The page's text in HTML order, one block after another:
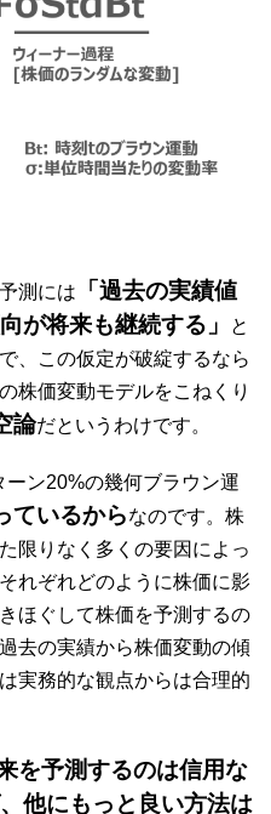
測には
「過去の実績値
が将来も継続する」
と
、この仮定が破綻するなら
株価変動モデルをこねくり
論だというわけです。
ン20%の幾何ブラウン運
ているからなのです。株
限りなく多くの要因によっ
れぞれどのように株価に影
ほぐして株価を予測するの
去の実績から株価変動の傾
実務的な観点からは合理的
を予測するのは信用な
他にもっと良い方法は